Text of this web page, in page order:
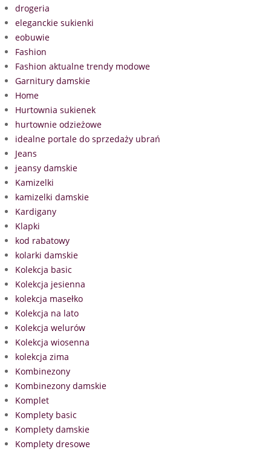
drogeria
eleganckie sukienki
eobuwie
Fashion
Fashion aktualne trendy modowe
Garnitury damskie
Home
Hurtownia sukienek
hurtownie odzieżowe
idealne portale do sprzedaży ubrań
Jeans
jeansy damskie
Kamizelki
kamizelki damskie
Kardigany
Klapki
kod rabatowy
kolarki damskie
Kolekcja basic
Kolekcja jesienna
kolekcja masełko
Kolekcja na lato
Kolekcja welurów
Kolekcja wiosenna
kolekcja zima
Kombinezony
Kombinezony damskie
Komplet
Komplety basic
Komplety damskie
Komplety dresowe